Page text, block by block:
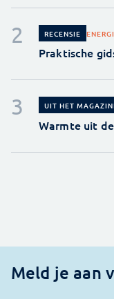
RECENSIE
Praktische
UIT HET
Warmte uit
Meld je aan